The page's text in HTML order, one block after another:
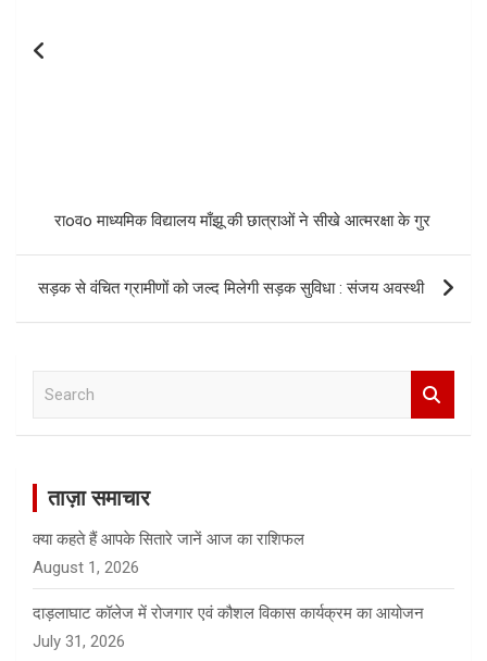
राoवo माध्यमिक विद्यालय माँझू की छात्राओं ने सीखे आत्मरक्षा के गुर
सड़क से वंचित ग्रामीणों को जल्द मिलेगी सड़क सुविधा : संजय अवस्थी
ताज़ा समाचार
क्या कहते हैं आपके सितारे जानें आज का राशिफल
August 1, 2026
दाड़लाघाट कॉलेज में रोजगार एवं कौशल विकास कार्यक्रम का आयोजन
July 31, 2026